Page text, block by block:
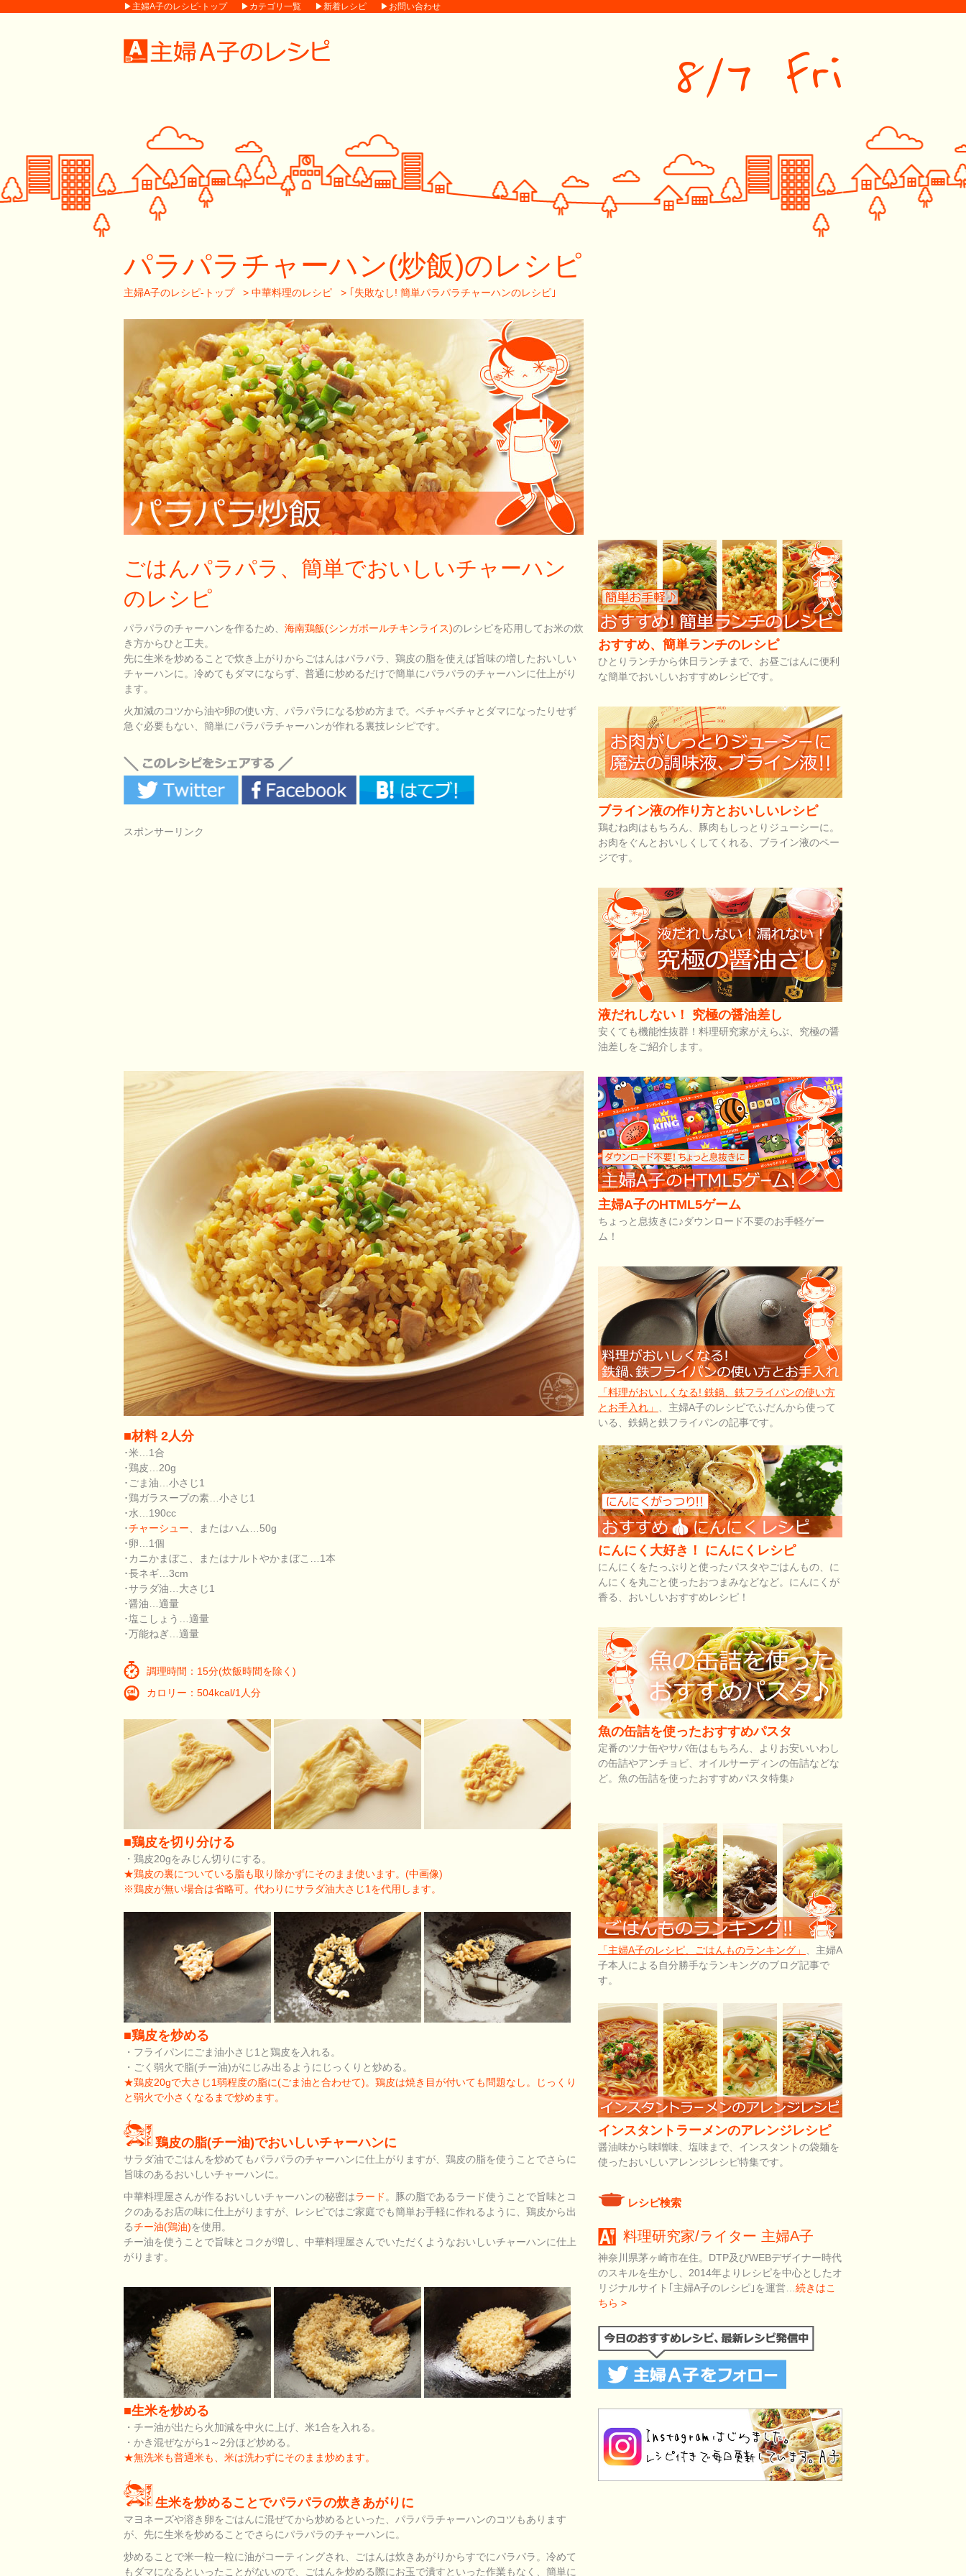
▶主婦A子のレシピ-トップ ▶カテゴリ一覧 ▶新着レシピ ▶お問い合わせ
8/7 Fri
パラパラチャーハン(炒飯)のレシピ
主婦A子のレシピ-トップ > 中華料理のレシピ > ｢失敗なし! 簡単パラパラチャーハンのレシピ｣
ごはんパラパラ、簡単でおいしいチャーハン
のレシピ
パラパラのチャーハンを作るため、 海南鶏飯(シンガポールチキンライス)のレシピを応用してお米の炊
き方からひと工夫。
先に生米を炒めることで炊き上がりからごはんはパラパラ、鶏皮の脂を使えば旨味の増したおいしい
チャーハンに。冷めてもダマにならず、普通に炒めるだけで簡単にパラパラのチャーハンに仕上がり
ます。
火加減のコツから油や卵の使い方、パラパラになる炒め方まで。ベチャベチャとダマになったりせず
急ぐ必要もない、簡単にパラパラチャーハンが作れる裏技レシピです。
スポンサーリンク
■材料 2人分
･米…1合
･鶏皮…20g
･ごま油…小さじ1
･鶏ガラスープの素…小さじ1
･水…190cc
･チャーシュー 、またはハム…50g
･卵…1個
･カニかまぼこ、またはナルトやかまぼこ…1本
･長ネギ…3cm
･サラダ油…大さじ1
･醤油…適量
･塩こしょう…適量
･万能ねぎ…適量
調理時間：15分(炊飯時間を除く)
カロリー：504kcal/1人分
■鶏皮を切り分ける
・鶏皮20gをみじん切りにする。
★鶏皮の裏についている脂も取り除かずにそのまま使います。(中画像)
※鶏皮が無い場合は省略可。代わりにサラダ油大さじ1を代用します。
■鶏皮を炒める
・フライパンにごま油小さじ1と鶏皮を入れる。
・ごく弱火で脂(チー油)がにじみ出るようにじっくりと炒める。
★鶏皮20gで大さじ1弱程度の脂に(ごま油と合わせて)。鶏皮は焼き目が付いても問題なし。じっくり
と弱火で小さくなるまで炒めます。
鶏皮の脂(チー油)でおいしいチャーハンに
サラダ油でごはんを炒めてもパラパラのチャーハンに仕上がりますが、鶏皮の脂を使うことでさらに
旨味のあるおいしいチャーハンに。
中華料理屋さんが作るおいしいチャーハンの秘密はラード 。豚の脂であるラード使うことで旨味とコ
クのあるお店の味に仕上がりますが、レシピではご家庭でも簡単お手軽に作れるように、鶏皮から出
るチー油(鶏油)を使用。
チー油を使うことで旨味とコクが増し、中華料理屋さんでいただくようなおいしいチャーハンに仕上
がります。
■生米を炒める
・チー油が出たら火加減を中火に上げ、米1合を入れる。
・かき混ぜながら1～2分ほど炒める。
★無洗米も普通米も、米は洗わずにそのまま炒めます。
生米を炒めることでパラパラの炊きあがりに
マヨネーズや溶き卵をごはんに混ぜてから炒めるといった、パラパラチャーハンのコツもあります
が、先に生米を炒めることでさらにパラパラのチャーハンに。
炒めることで米一粒一粒に油がコーティングされ、ごはんは炊きあがりからすでにパラパラ。冷めて
もダマになるといったことがないので、ごはんを炒める際にお玉で潰すといった作業もなく、簡単に
おすすめ、簡単ランチのレシピ
ひとりランチから休日ランチまで、お昼ごはんに便利
な簡単でおいしいおすすめレシピです。
ブライン液の作り方とおいしいレシピ
鶏むね肉はもちろん、豚肉もしっとりジューシーに。
お肉をぐんとおいしくしてくれる、ブライン液のペー
ジです。
液だれしない！ 究極の醤油差し
安くても機能性抜群！料理研究家がえらぶ、究極の醤
油差しをご紹介します。
主婦A子のHTML5ゲーム
ちょっと息抜きに♪ダウンロード不要のお手軽ゲー
ム！
「料理がおいしくなる! 鉄鍋、鉄フライパンの使い方
とお手入れ」
、主婦A子のレシピでふだんから使って
いる、鉄鍋と鉄フライパンの記事です。
にんにく大好き！ にんにくレシピ
にんにくをたっぷりと使ったパスタやごはんもの、に
んにくを丸ごと使ったおつまみなどなど。にんにくが
香る、おいしいおすすめレシピ！
魚の缶詰を使ったおすすめパスタ
定番のツナ缶やサバ缶はもちろん、よりお安いいわし
の缶詰やアンチョビ、オイルサーディンの缶詰などな
ど。魚の缶詰を使ったおすすめパスタ特集♪
「主婦A子のレシピ、ごはんものランキング」
、主婦A
子本人による自分勝手なランキングのブログ記事で
す。
インスタントラーメンのアレンジレシピ
醤油味から味噌味、塩味まで、インスタントの袋麺を
使ったおいしいアレンジレシピ特集です。
レシピ検索
料理研究家/ライター 主婦A子
神奈川県茅ヶ崎市在住。DTP及びWEBデザイナー時代
のスキルを生かし、2014年よりレシピを中心としたオ
リジナルサイト｢主婦A子のレシピ｣を運営… 続きはこ
ちら >